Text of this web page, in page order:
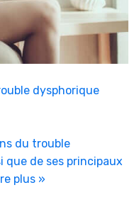
dysphorique
du trouble
que de ses principaux
plus »